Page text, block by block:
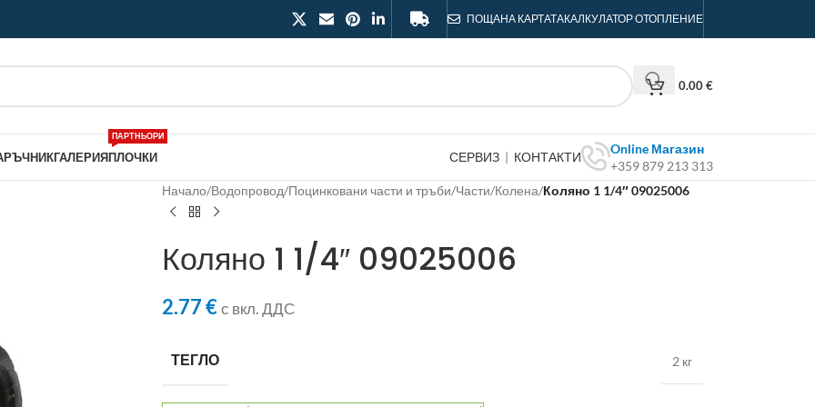
ПОЩАНА КАРТАТАКАЛКУЛАТОР ОТОПЛЕНИЕ
0.00€
ГАЛЕРИЯПЛОЧКИ
ПАРТНЬОРИ
СЕРВИЗ | КОНТАКТИ
Online Магазин
+359 879 213 313
Начало/Водопровод/Поцинковани части и тръби/Части/Колена/Коляно 1 1/4″ 09025006
Коляно 1 1/4″ 09025006
2.77€с вкл. ДДС
ТЕГЛО 2 кг